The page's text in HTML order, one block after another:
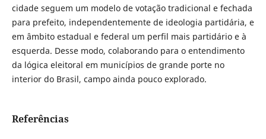
cidade seguem um modelo de votação tradicional e fechada
para prefeito, independentemente de ideologia partidária, e
em âmbito estadual e federal um perfil mais partidário e à
esquerda. Desse modo, colaborando para o entendimento
da lógica eleitoral em municípios de grande porte no
interior do Brasil, campo ainda pouco explorado.
Referências